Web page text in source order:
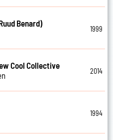
Benard)
1999
Cool Collective
2014
1994